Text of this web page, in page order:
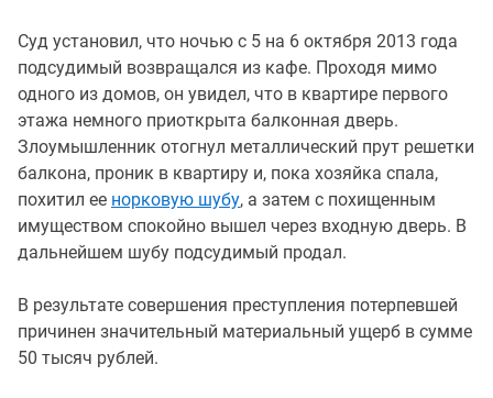
Суд установил, что ночью с 5 на 6 октября 2013 года
подсудимый возвращался из кафе. Проходя мимо
одного из домов, он увидел, что в квартире первого
этажа немного приоткрыта балконная дверь.
Злоумышленник отогнул металлический прут решетки
балкона, проник в квартиру и, пока хозяйка спала,
похитил ее норковую шубу, а затем с похищенным
имуществом спокойно вышел через входную дверь. В
дальнейшем шубу подсудимый продал.
В результате совершения преступления потерпевшей
причинен значительный материальный ущерб в сумме
50 тысяч рублей.